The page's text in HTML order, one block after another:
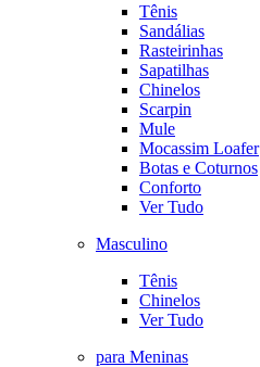
Tênis
Sandálias
Rasteirinhas
Sapatilhas
Chinelos
Scarpin
Mule
Mocassim Loafer
Botas e Coturnos
Conforto
Ver Tudo
Masculino
Tênis
Chinelos
Ver Tudo
para Meninas